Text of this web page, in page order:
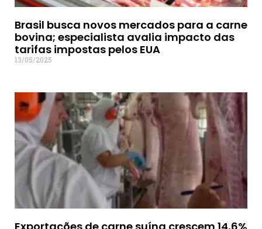
Brasil busca novos mercados para a carne
bovina; especialista avalia impacto das
tarifas impostas pelos EUA
13/05/2025